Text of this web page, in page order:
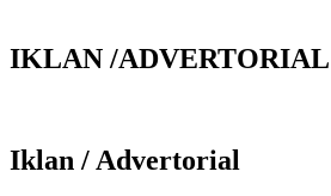
IKLAN /ADVERTORIAL
Iklan / Advertorial